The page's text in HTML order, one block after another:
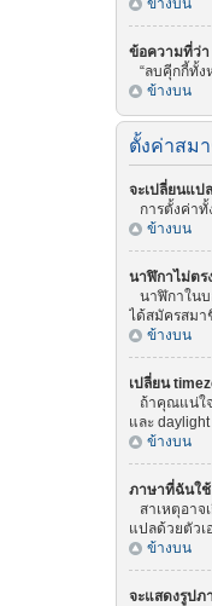
ข้างบน
ข้อความที่ว่า
“ลบคุีกกี้ทั้ง
ข้างบน
ตั้งค่าสม
จะเปลี่ยนแป
การตั้งค่าทั้
ข้างบน
นาฬิกาไม่ตร
นาฬิกาในบ
ได้สมัครสม
ข้างบน
เปลี่ยน
ถ้าคุณแน่ใจ
และ
ข้างบน
ภาษาที่ฉันใช้
สาเหตุอาจ
แปลด้วยตัวเ
ข้างบน
จะแสดงรูปภ